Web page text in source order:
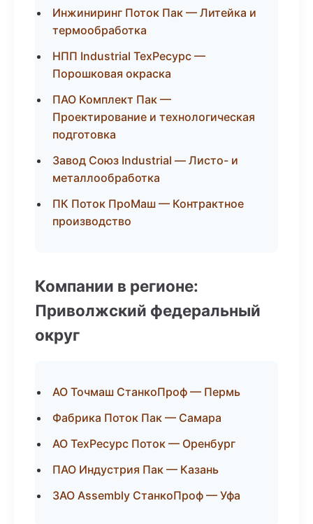
Инжиниринг Поток Пак — Литейка и
термообработка
НПП Industrial ТехРесурс —
Порошковая окраска
ПАО Комплект Пак —
Проектирование и технологическая
подготовка
Завод Союз Industrial — Листо- и
металлообработка
ПК Поток ПроМаш — Контрактное
производство
Компании в регионе:
Приволжский федеральный
округ
АО Точмаш СтанкоПроф — Пермь
Фабрика Поток Пак — Самара
АО ТехРесурс Поток — Оренбург
ПАО Индустрия Пак — Казань
ЗАО Assembly СтанкоПроф — Уфа